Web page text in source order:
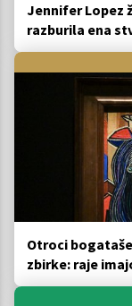
Jennifer Lopez
razburila ena
Otroci
zbirke: raje